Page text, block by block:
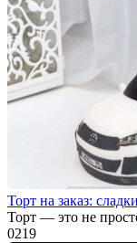
Торт на заказ:
Торт — это не
0219